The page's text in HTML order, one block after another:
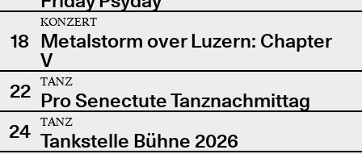
18
KONZERT
Metalstorm over Luzern: Chapter
V
22
TANZ
Pro Senectute Tanznachmittag
24
TANZ
Tankstelle Bühne 2026